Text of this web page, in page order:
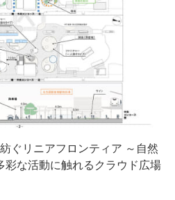
ぐリニアフロンティア ～自然
彩な活動に触れるクラウド広場